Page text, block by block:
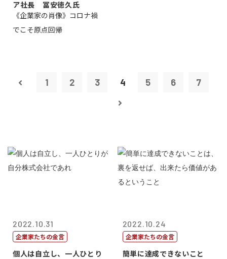
ア社長 冨安徳久氏
《企業家の肖像》コロナ禍
でこそ原点回帰
1 2 3 4 5 6 7
2022.10.31
企業家たちの金言
個人は自立し、一人ひとり
2022.10.24
企業家たちの金言
簡単に達成できないこと